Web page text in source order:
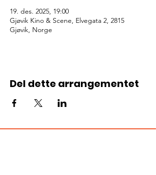
19. des. 2025, 19:00
Gjøvik Kino & Scene, Elvegata 2, 2815
Gjøvik, Norge
Del dette arrangementet